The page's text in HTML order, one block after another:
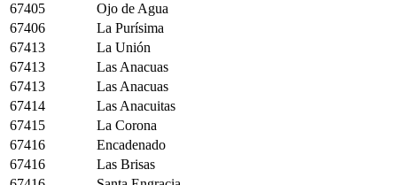
67405
Ojo de Agua
67406
La Purísima
67413
La Unión
67413
Las Anacuas
67413
Las Anacuas
67414
Las Anacuitas
67415
La Corona
67416
Encadenado
67416
Las Brisas